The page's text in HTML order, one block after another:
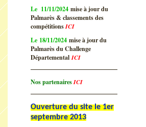
Le 11/11/2024 mise à jour du
Palmarès & classements des
compétitionsICI
Le 18/11/2024 mise à jour du
Palmarès du Challenge
DépartementalICI
Nos partenairesICI
Ouverture du site le 1er
septembre 2013